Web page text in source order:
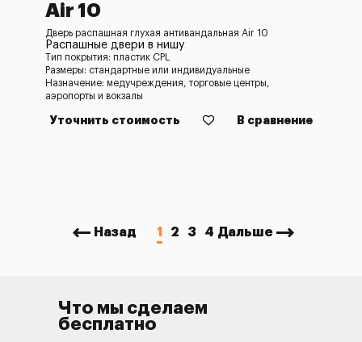
Air 10
Дверь распашная глухая антивандальная Air 10
Распашные двери в нишу
Тип покрытия: пластик CPL
Размеры: стандартные или индивидуальные
Назначение: медучреждения, торговые центры,
аэропорты и вокзалы
Уточнить стоимость В сравнение
Назад 1 2 3 4 Дальше
Что мы сделаем
бесплатно